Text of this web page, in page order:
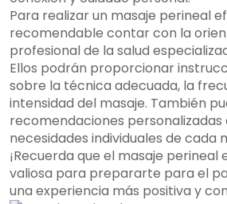
Para realizar un masaje perineal
recomendable contar con la
profesional de la salud
Ellos podrán proporcionar
sobre la técnica adecuada, la
intensidad del masaje. También
recomendaciones personalizadas
necesidades individuales de cada
¡Recuerda que el masaje perineal
valiosa para prepararte para el
una experiencia más positiva y